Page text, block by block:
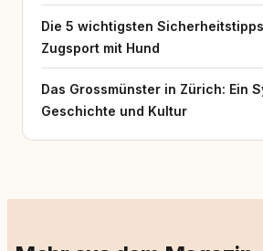
Die 5 wichtigsten
Zugsport mit Hund
Das Grossmünster in Zürich: Ein
Geschichte und Kultur